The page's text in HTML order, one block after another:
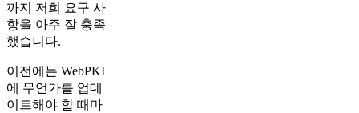
까지 저희 요구 사
항을 아주 잘 충족
했습니다.
이전에는 WebPKI
에 무언가를 업데
이트해야 할 때마